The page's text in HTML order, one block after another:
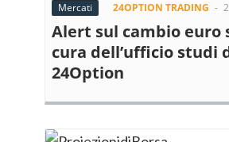
Mercati 24OPTION TRADING -
Alert sul cambio euro
cura dell’ufficio studi
24Option